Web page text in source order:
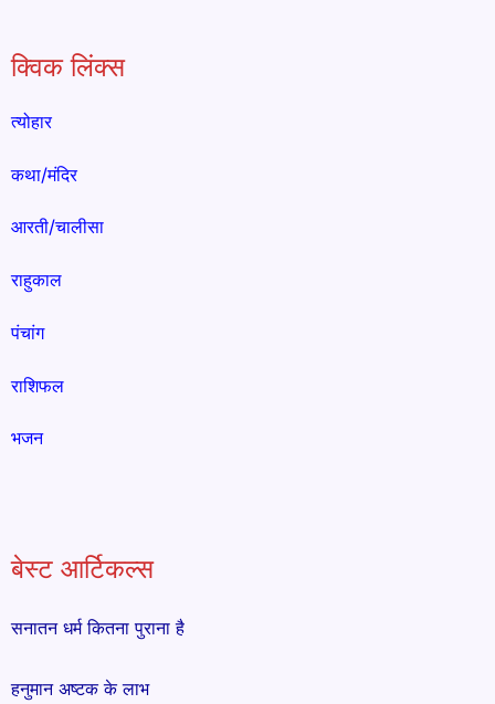
क्विक लिंक्स
त्योहार
कथा/मंदिर
आरती/चालीसा
राहुकाल
पंचांग
राशिफल
भजन
बेस्ट आर्टिकल्स
सनातन धर्म कितना पुराना है
हनुमान अष्टक के लाभ